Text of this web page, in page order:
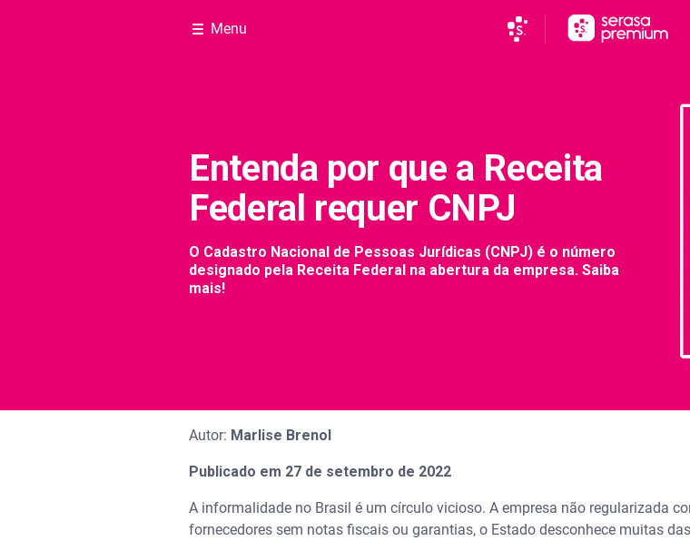
Menu
Entenda por que a Receita
Federal requer CNPJ
O Cadastro Nacional de Pessoas Jurídicas (CNPJ) é o número
designado pela Receita Federal na abertura da empresa. Saiba
mais!
Autor: Marlise Brenol
Publicado em 27 de setembro de 2022
A informalidade no Brasil é um círculo vicioso. A empresa não regularizada
fornecedores sem notas fiscais ou garantias, o Estado desconhece muitas